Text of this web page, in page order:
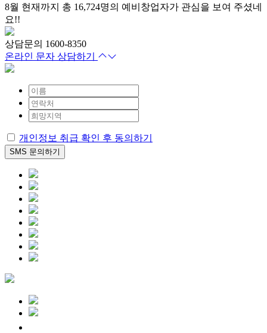
8월 현재까지 총 16,724명의 예비창업자가 관심을 보여 주셨네
요!!
상담문의 1600-8350
온라인 문자 상담하기
개인정보 취급 확인 후 동의하기
SMS 문의하기